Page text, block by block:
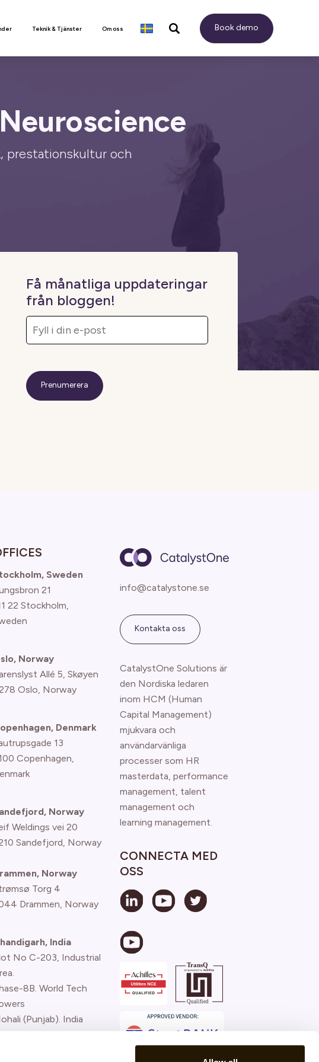
Teknik & Tjänster Om oss Book demo
prestationskultur och
Få månatliga uppdateringar
från bloggen!
Sweden
21
22 Stockholm,
Norway
Allé 5, Skøyen
Oslo, Norway
Denmark
13
Copenhagen,
Norway
Weldings vei 20
Sandefjord, Norway
Norway
Torg 4
Drammen, Norway
India
No C-203, Industrial
8B. World Tech
(Punjab). India
info@catalystone.se
Kontakta oss
CatalystOne Solutions är
den Nordiska ledaren
inom HCM (Human
Capital Management)
mjukvara och
användarvänliga
processer som HR
masterdata, performance
management, talent
management och
learning management.
CONNECTA MED
OSS